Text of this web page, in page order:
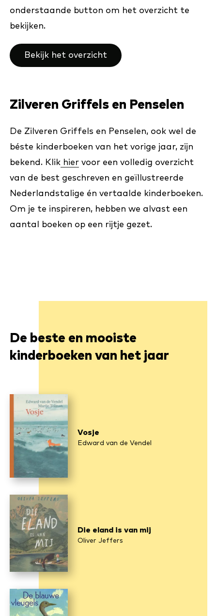
onderstaande button om het overzicht te
bekijken.
Bekijk het overzicht
Zilveren Griffels en Penselen
De Zilveren Griffels en Penselen, ook wel de
béste kinderboeken van het vorige jaar, zijn
bekend. Klik hier voor een volledig overzicht
van de best geschreven en geïllustreerde
Nederlandstalige én vertaalde kinderboeken.
Om je te inspireren, hebben we alvast een
aantal boeken op een rijtje gezet.
De beste en mooiste
kinderboeken van het jaar
Vosje
Edward van de Vendel
Die eland is van mij
Oliver Jeffers